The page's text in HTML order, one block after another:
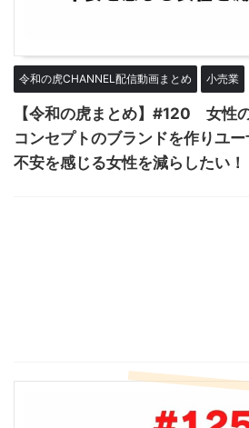
令和の虎CHANNEL配信動画まとめ 小売業
【令和の虎まとめ】#120 女性
コンセプトのブランドを作りユ
不安を感じる女性を減らしたい！